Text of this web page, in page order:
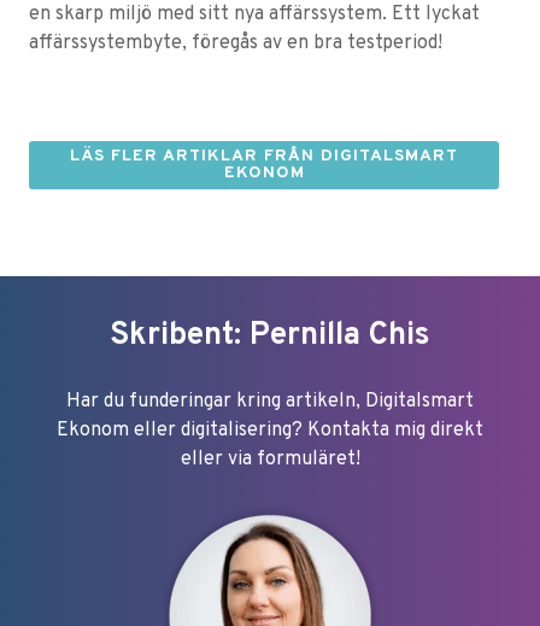
en skarp miljö med sitt nya affärssystem. Ett lyckat
affärssystembyte, föregås av en bra testperiod!
LÄS FLER ARTIKLAR FRÅN DIGITALSMART
EKONOM
Skribent: Pernilla Chis
Har du funderingar kring artikeln, Digitalsmart
Ekonom eller digitalisering? Kontakta mig direkt
eller via formuläret!